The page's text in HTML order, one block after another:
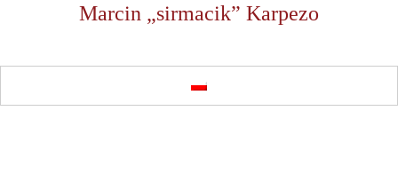
Marcin „sirmacik” Karpezo